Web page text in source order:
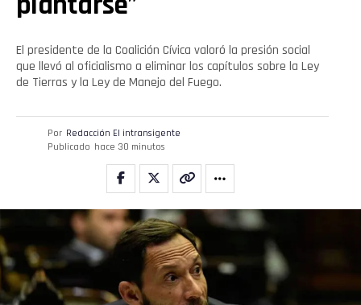
El presidente de la Coalición Cívica valoró la presión social
que llevó al oficialismo a eliminar los capítulos sobre la Ley
de Tierras y la Ley de Manejo del Fuego.
Por Redacción El intransigente
Publicado hace 30 minutos